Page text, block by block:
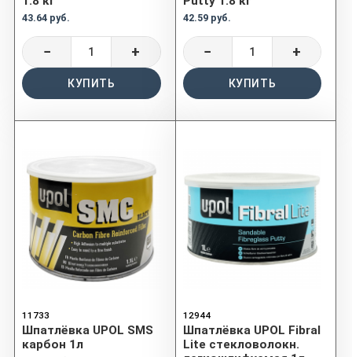
43.64 руб.
− +
КУПИТЬ
42.59 руб.
− +
КУПИТЬ
11733
Шпатлёвка UPOL SMS
карбон 1л
12944
Шпатлёвка UPOL Fibral
Lite стекловолокн.